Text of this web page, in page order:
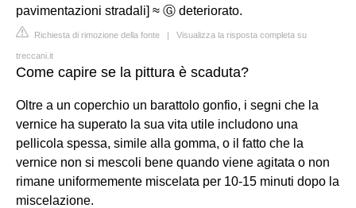
pavimentazioni stradali] ≈ Ⓖ deteriorato.
Richiesta di rimozione della fonte | Visualizza la risposta completa su
treccani.it
Come capire se la pittura è scaduta?
Oltre a un coperchio un barattolo gonfio, i segni che la
vernice ha superato la sua vita utile includono una
pellicola spessa, simile alla gomma, o il fatto che la
vernice non si mescoli bene quando viene agitata o non
rimane uniformemente miscelata per 10-15 minuti dopo la
miscelazione.